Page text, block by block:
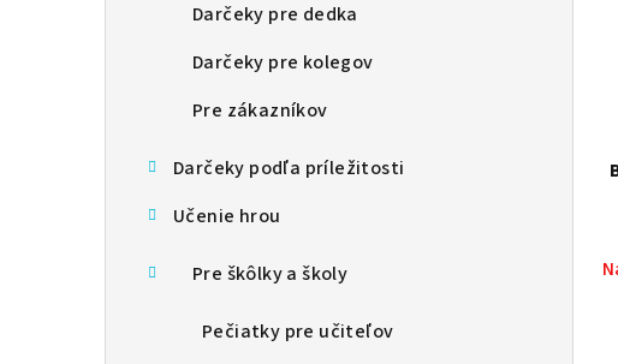
Darčeky pre dedka
Darčeky pre kolegov
Pre zákazníkov
Darčeky podľa príležitosti
Učenie hrou
Pre škôlky a školy
Pečiatky pre učiteľov